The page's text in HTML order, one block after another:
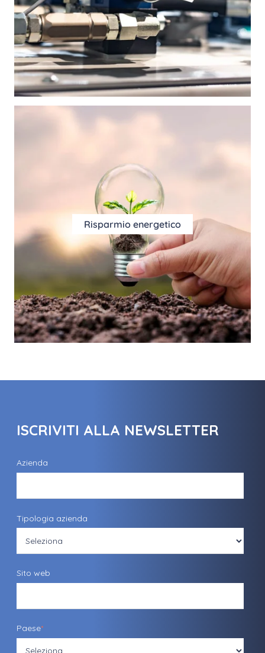
Risparmio energetico
ISCRIVITI ALLA NEWSLETTER
Azienda
Tipologia azienda
Sito web
Paese*